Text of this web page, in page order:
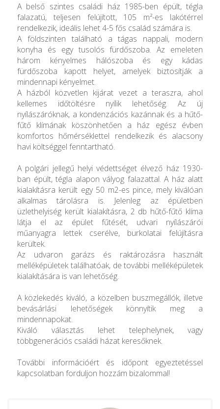
A belső szintes családi ház 1985-ben épült, tégla
falazatú, teljesen felújított, 105 m²-es lakótérrel
rendelkezik, ideális lehet 4-5 fős család számára is.
A földszinten található a tágas nappali, modern
konyha és egy tusolós fürdőszoba. Az emeleten
három kényelmes hálószoba és egy kádas
fürdőszoba kapott helyet, amelyek biztosítják a
mindennapi kényelmet.
A házból közvetlen kijárat vezet a teraszra, ahol
kellemes időtöltésre nyílik lehetőség. Az új
nyílászáróknak, a kondenzációs kazánnak és a hűtő-
fűtő klímának köszönhetően a ház egész évben
komfortos hőmérséklettel rendelkezik és alacsony
havi költséggel fenntartható.
A polgári jellegű helyi védettséget élvező ház 1930-
ban épült, tégla alapon vályog falazattal. A ház alatt
kialakításra került egy 50 m2-es pince, mely kiválóan
alkalmas tárolásra is. Jelenleg az épületben
üzlethelyiség került kialakításra, 2 db hűtő-fűtő klíma
látja el az épület fűtését, udvari nyílászárói
műanyagra lettek cserélve, burkolatai felújításra
kerültek.
Az udvaron garázs és raktározásra használt
melléképületek találhatóak, de további melléképületek
kialakítására is van lehetőség.
A közlekedés kiváló, a közelben buszmegállók, illetve
bevásárlási lehetőségek könnyítik meg a
mindennapokat.
Kiváló választás lehet telephelynek, vagy
többgenerációs családi házat keresőknek.
További információért és időpont egyeztetéssel
kapcsolatban forduljon hozzám bizalommal!